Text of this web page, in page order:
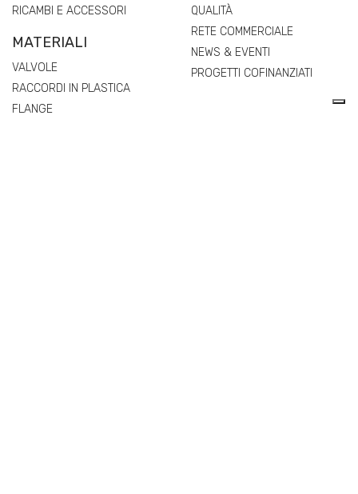
RICAMBI E ACCESSORI
MATERIALI
VALVOLE
RACCORDI IN PLASTICA
FLANGE
QUALITÀ
RETE COMMERCIALE
NEWS & EVENTI
PROGETTI COFINANZIATI